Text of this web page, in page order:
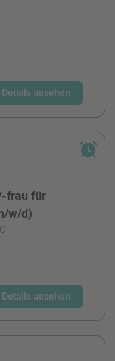
Details ansehen
frau für
w/d)
Details ansehen